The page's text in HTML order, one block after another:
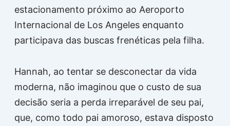
estacionamento próximo ao Aeroporto
Internacional de Los Angeles enquanto
participava das buscas frenéticas pela filha.
Hannah, ao tentar se desconectar da vida
moderna, não imaginou que o custo de sua
decisão seria a perda irreparável de seu pai,
que, como todo pai amoroso, estava disposto